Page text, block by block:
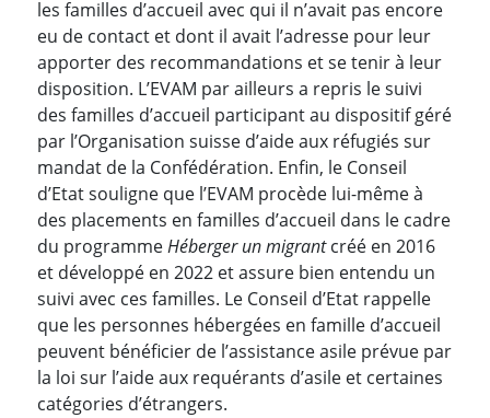
les familles d’accueil avec qui il n’avait pas encore
eu de contact et dont il avait l’adresse pour leur
apporter des recommandations et se tenir à leur
disposition. L’EVAM par ailleurs a repris le suivi
des familles d’accueil participant au dispositif géré
par l’Organisation suisse d’aide aux réfugiés sur
mandat de la Confédération. Enfin, le Conseil
d’Etat souligne que l’EVAM procède lui-même à
des placements en familles d’accueil dans le cadre
du programmeHéberger un migrantcréé en 2016
et développé en 2022 et assure bien entendu un
suivi avec ces familles. Le Conseil d’Etat rappelle
que les personnes hébergées en famille d’accueil
peuvent bénéficier de l’assistance asile prévue par
la loi sur l’aide aux requérants d’asile et certaines
catégories d’étrangers.